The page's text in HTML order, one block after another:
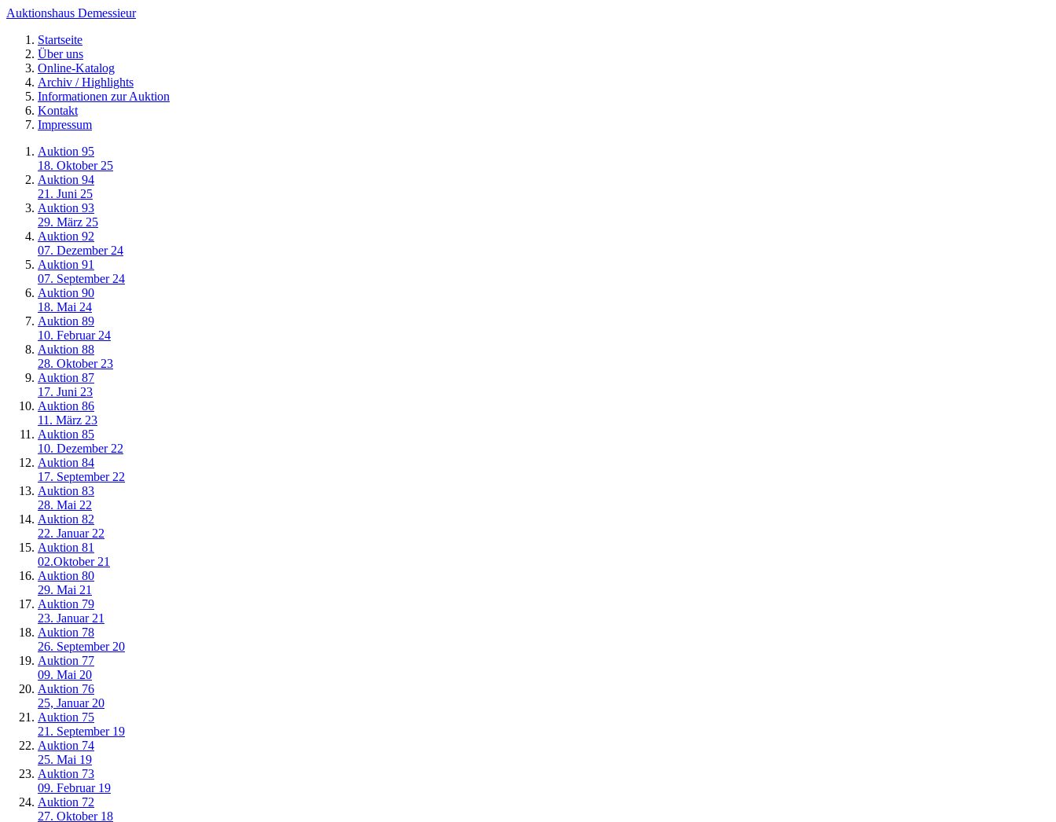
Auktionshaus Demessieur
Startseite
Über uns
Online-Katalog
Archiv / Highlights
Informationen zur Auktion
Kontakt
Impressum
Auktion 95
18. Oktober 25
Auktion 94
21. Juni 25
Auktion 93
29. März 25
Auktion 92
07. Dezember 24
Auktion 91
07. September 24
Auktion 90
18. Mai 24
Auktion 89
10. Februar 24
Auktion 88
28. Oktober 23
Auktion 87
17. Juni 23
Auktion 86
11. März 23
Auktion 85
10. Dezember 22
Auktion 84
17. September 22
Auktion 83
28. Mai 22
Auktion 82
22. Januar 22
Auktion 81
02.Oktober 21
Auktion 80
29. Mai 21
Auktion 79
23. Januar 21
Auktion 78
26. September 20
Auktion 77
09. Mai 20
Auktion 76
25, Januar 20
Auktion 75
21. September 19
Auktion 74
25. Mai 19
Auktion 73
09. Februar 19
Auktion 72
27. Oktober 18